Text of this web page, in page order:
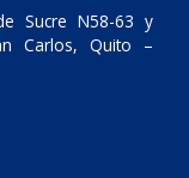
Sucre N58-63 y
Carlos, Quito –